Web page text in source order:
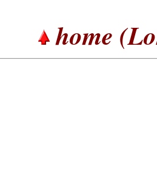
home